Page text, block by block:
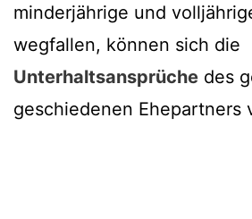
minderjährige und
wegfallen, können sich die
Unterhaltsansprüche des
geschiedenen Ehepartners